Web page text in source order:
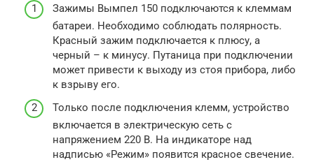
Зажимы Вымпел 150 подключаются к клеммам
батареи. Необходимо соблюдать полярность.
Красный зажим подключается к плюсу, а
черный – к минусу. Путаница при подключении
может привести к выходу из стоя прибора, либо
к взрыву его.
Только после подключения клемм, устройство
включается в электрическую сеть с
напряжением 220 В. На индикаторе над
надписью «Режим» появится красное свечение.